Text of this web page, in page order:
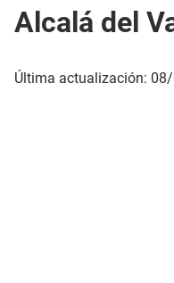
Alcalá del
Última actualización: